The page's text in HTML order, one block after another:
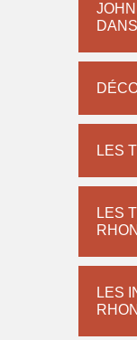
LES
LES
LES